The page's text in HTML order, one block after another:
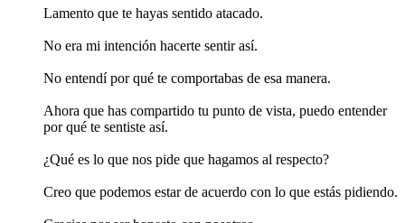
Lamento que te hayas sentido atacado.
No era mi intención hacerte sentir así.
No entendí por qué te comportabas de esa manera.
Ahora que has compartido tu punto de vista, puedo entender
por qué te sentiste así.
¿Qué es lo que nos pide que hagamos al respecto?
Creo que podemos estar de acuerdo con lo que estás pidiendo.